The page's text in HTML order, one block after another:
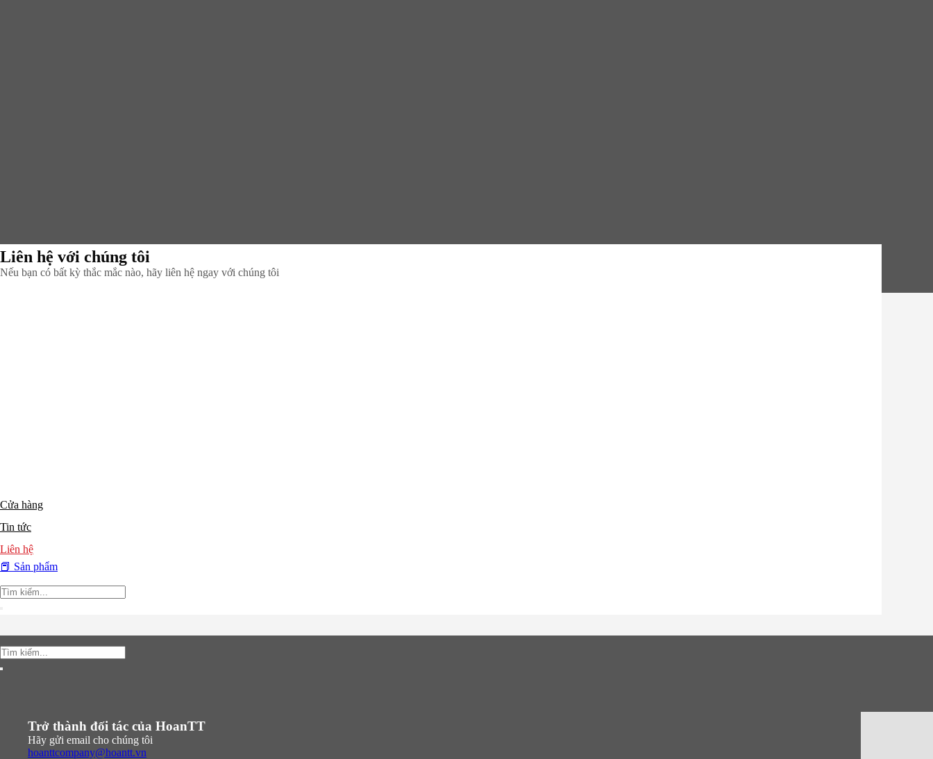
Cửa hàng
Tin tức
Liên hệ
📕 Sản phẩm
Tìm
Tìm
Liên hệ với chúng tôi
Nếu bạn có bất kỳ thắc mắc nào, hãy liên hệ ngay với chúng tôi
Trở thành đối tác của HoanTT
Hãy gửi email cho chúng tôi
hoanttcompany@hoantt.vn